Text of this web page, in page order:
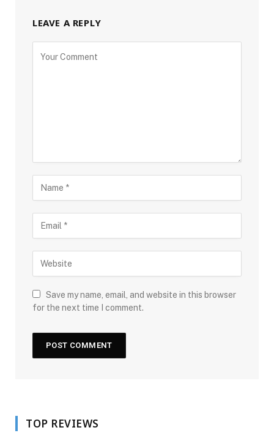
LEAVE A REPLY
Save my name, email, and website in this browser
for the next time I comment.
TOP REVIEWS